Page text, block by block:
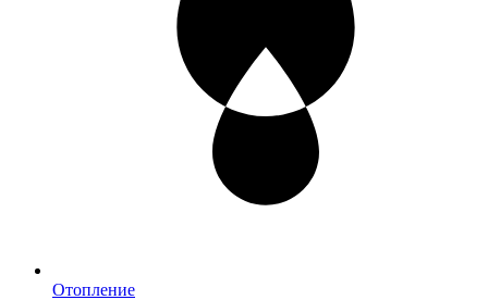
Отопление